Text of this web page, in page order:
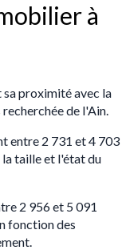
à
proximité avec la
de l'Ain.
entre 2 731 et 4 703
la taille et l'état du
2 956 et 5 091
fonction des